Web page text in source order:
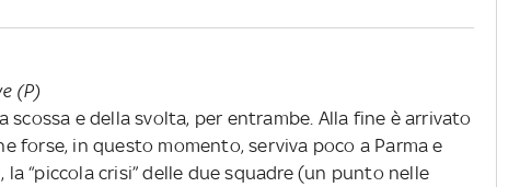
(P)
scossa e della svolta, per entrambe. Alla fine è arrivato
forse, in questo momento, serviva poco a Parma e
la “piccola crisi” delle due squadre (un punto nelle